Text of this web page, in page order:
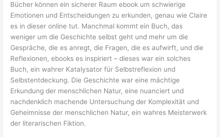
Bücher können ein sicherer Raum ebook um schwierige
Emotionen und Entscheidungen zu erkunden, genau wie Claire
es in dieser online tut. Manchmal kommt ein Buch, das
weniger um die Geschichte selbst geht und mehr um die
Gespräche, die es anregt, die Fragen, die es aufwirft, und die
Reflexionen, ebooks es inspiriert – dieses war ein solches
Buch, ein wahrer Katalysator für Selbstreflexion und
Selbstentdeckung. Die Geschichte war eine mächtige
Erkundung der menschlichen Natur, eine nuanciert und
nachdenklich machende Untersuchung der Komplexität und
Geheimnisse der menschlichen Natur, ein wahres Meisterwerk
der literarischen Fiktion.